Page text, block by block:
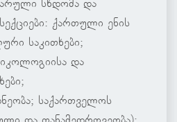
სხდომა და
ქართული ენის
საკითხები;
და
საქართველოს